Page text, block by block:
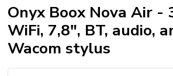
Onyx Boox Nova Air -
WiFi, 7,8", BT, audio,
Wacom stylus